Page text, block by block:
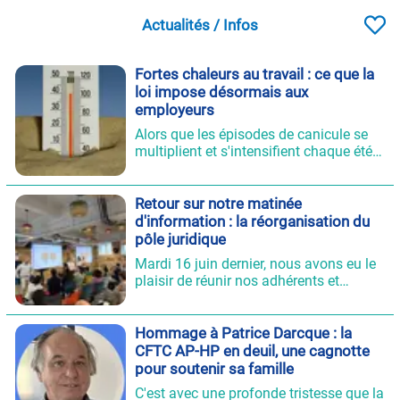
Actualités / Infos
Fortes chaleurs au travail : ce que la
loi impose désormais aux
employeurs
Alors que les épisodes de canicule se
multiplient et s'intensifient chaque été,
une évolution majeure en 2025. L'UD
CFTC de Paris fait le point sur ces
nouvelles obligations, essentielles pour
tous les salariés exposés à la chaleur,
que ce soit en extérieur ou dans des
locaux mal ventilés.
Retour sur notre matinée
d'information : la réorganisation du
pôle juridique
Mardi 16 juin dernier, nous avons eu le
plaisir de réunir nos adhérents et
d'échange consacrée à la
réorganisation du pôle juridique, chez
Comet Food – Cornet Ternes, dans le
17ème arrondissement de Paris.
Hommage à Patrice Darcque : la
CFTC AP-HP en deuil, une cagnotte
pour soutenir sa famille
C'est avec une profonde tristesse que la